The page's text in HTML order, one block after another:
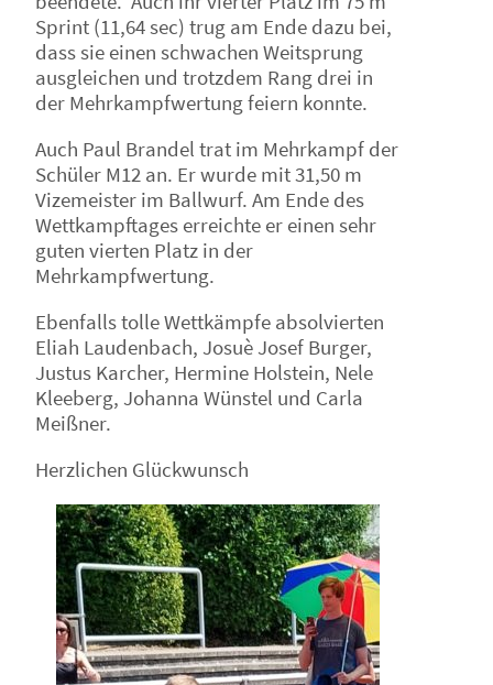
Sprint (11,64 sec) trug am Ende dazu bei,
dass sie einen schwachen Weitsprung
ausgleichen und trotzdem Rang drei in
der Mehrkampfwertung feiern konnte.
Auch Paul Brandel trat im Mehrkampf der
Schüler M12 an. Er wurde mit 31,50 m
Vizemeister im Ballwurf. Am Ende des
Wettkampftages erreichte er einen sehr
guten vierten Platz in der
Mehrkampfwertung.
Ebenfalls tolle Wettkämpfe absolvierten
Eliah Laudenbach, Josuè Josef Burger,
Justus Karcher, Hermine Holstein, Nele
Kleeberg, Johanna Wünstel und Carla
Meißner.
Herzlichen Glückwunsch